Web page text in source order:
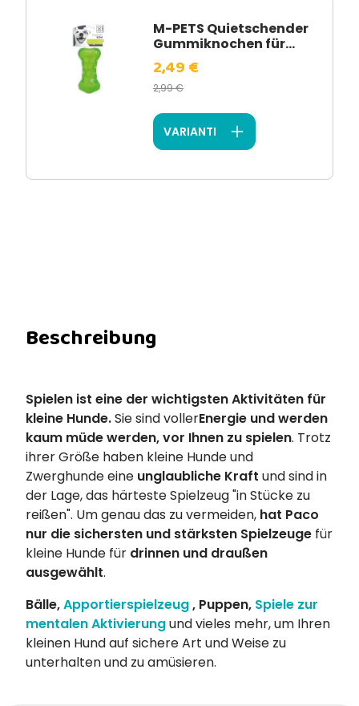
M-PETS Quietschender
Gummiknochen für...
2,49 €
2,99 €
VARIANTI
Beschreibung
Spielen ist eine der wichtigsten Aktivitäten für
kleine Hunde.Sie sind vollerEnergie und werden
kaum müde werden, vor Ihnen zu spielen. Trotz
ihrer Größe haben kleine Hunde und
Zwerghunde eine unglaubliche Kraft und sind in
der Lage, das härteste Spielzeug "in Stücke zu
reißen". Um genau das zu vermeiden, hat Paco
nur die sichersten und stärksten Spielzeuge für
kleine Hunde für drinnen und draußen
ausgewählt.
Bälle,Apportierspielzeug, Puppen, Spiele zur
mentalen Aktivierungund vieles mehr, um Ihren
kleinen Hund auf sichere Art und Weise zu
unterhalten und zu amüsieren.